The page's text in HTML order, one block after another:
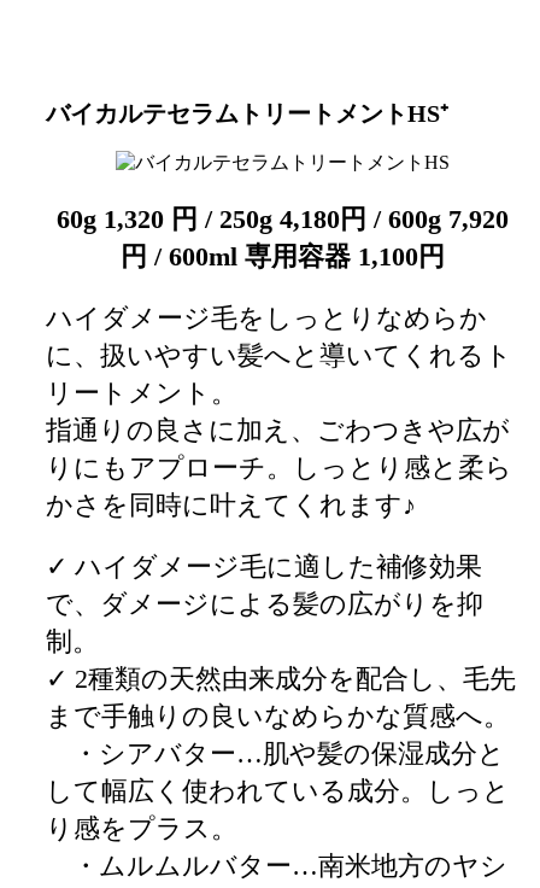
バイカルテセラムトリートメントHS⁺
60g 1,320 円 / 250g 4,180円 / 600g 7,920
円 / 600ml 専用容器 1,100円
ハイダメージ毛をしっとりなめらか
に、扱いやすい髪へと導いてくれるト
リートメント。
指通りの良さに加え、ごわつきや広が
りにもアプローチ。しっとり感と柔ら
かさを同時に叶えてくれます♪
✓ ハイダメージ毛に適した補修効果
で、ダメージによる髪の広がりを抑
制。
✓ 2種類の天然由来成分を配合し、毛先
まで手触りの良いなめらかな質感へ。
・シアバター…肌や髪の保湿成分と
して幅広く使われている成分。しっと
り感をプラス。
・ムルムルバター…南米地方のヤシ